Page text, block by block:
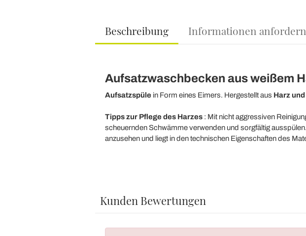
Beschreibung Informationen anfordern
Aufsatzwaschbecken aus weißem
Aufsatzspülein Form eines Eimers. Hergestellt aus Harz und
Tipps zur Pflege des Harzes: Mit nicht aggressiven
scheuernden Schwämme verwenden und sorgfältig
anzusehen und liegt in den technischen Eigenschaften des
Kunden Bewertungen